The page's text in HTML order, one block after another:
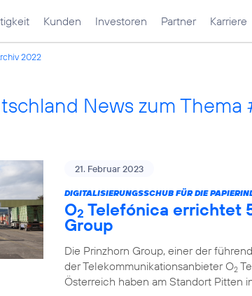
Kunden Investoren Partner Karriere
2022
News zum
21. Februar 2023
DIGITALISIERUNGSSCHUB FÜR DIE
O2 Telefónica errichtet
Group
Die Prinzhorn Group, einer der
der Telekommunikationsanbieter O2
Österreich haben am Standort Pitten